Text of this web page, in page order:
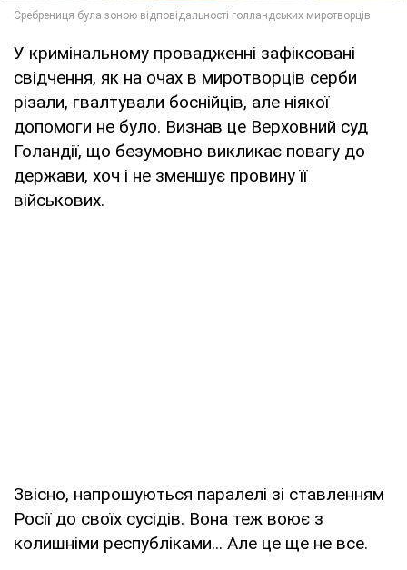
У кримінальному провадженні зафіксовані
свідчення, як на очах в миротворців серби
різали, гвалтували боснійців, але ніякої
допомоги не було. Визнав це Верховний суд
Голандії, що безумовно викликає повагу до
держави, хоч і не зменшує провину її
військових.
Звісно, напрошуються паралелі зі ставленням
Росії до своїх сусідів. Вона теж воює з
колишніми республіками... Але це ще не все.